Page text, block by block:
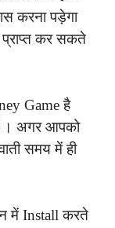
करना पड़ेगा
कर सकते
Game है
। अगर आपको
समय में ही
में Install करते